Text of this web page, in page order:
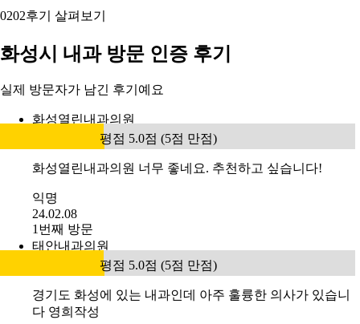
0202후기 살펴보기
화성시 내과 방문 인증 후기
실제 방문자가 남긴 후기예요
화성열린내과의원
평점 5.0점 (5점 만점)
화성열린내과의원 너무 좋네요. 추천하고 싶습니다!
익명
24.02.08
1번째 방문
태안내과의원
평점 5.0점 (5점 만점)
경기도 화성에 있는 내과인데 아주 훌륭한 의사가 있습니
다 영희작성